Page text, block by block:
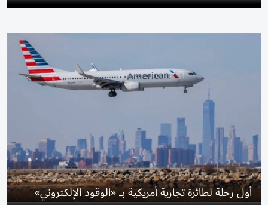
أول رحلة لطائرة تجارية أمريكية بـ «الوقود الإلكتروني»